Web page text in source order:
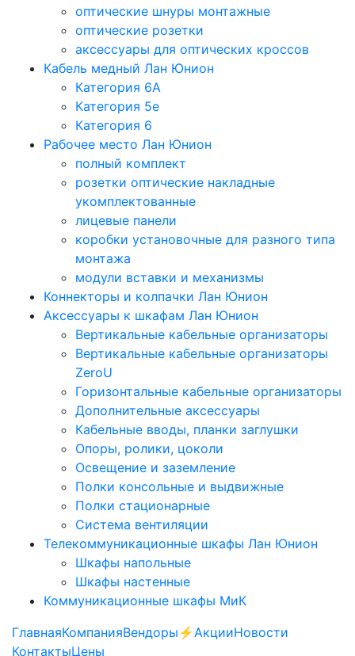
оптические шнуры монтажные
оптические розетки
аксессуары для оптических кроссов
Кабель медный Лан Юнион
Категория 6A
Категория 5e
Категория 6
Рабочее место Лан Юнион
полный комплект
розетки оптические накладные
укомплектованные
лицевые панели
коробки установочные для разного типа
монтажа
модули вставки и механизмы
Коннекторы и колпачки Лан Юнион
Аксессуары к шкафам Лан Юнион
Вертикальные кабельные организаторы
Вертикальные кабельные организаторы
ZeroU
Горизонтальные кабельные организаторы
Дополнительные аксессуары
Кабельные вводы, планки заглушки
Опоры, ролики, цоколи
Освещение и заземление
Полки консольные и выдвижные
Полки стационарные
Система вентиляции
Телекоммуникационные шкафы Лан Юнион
Шкафы напольные
Шкафы настенные
Коммуникационные шкафы МиК
ГлавнаяКомпанияВендоры ⚡️АкцииНовости
КонтактыЦены